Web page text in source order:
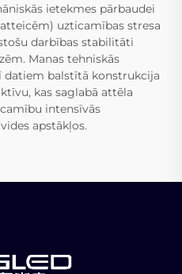
ietekmes pārbaudei
uzticamības stresa
darbības stabilitāti
Manas tehniskās
datiem balstītā konstrukcija
kas saglabā attēla
intensīvās
apstākļos.